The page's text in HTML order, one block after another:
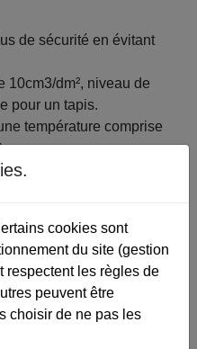
de sécurité en évitant
10cm3/dm², niveau de
pour un tapis.
température comprise
difficilement
il est facile à couper et à
propre et sec.
cookies sont
du site (gestion
respectent les règles de
peuvent être
choisir de ne pas les